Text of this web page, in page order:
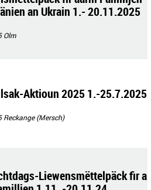
an Ukrain 1.- 20.11.2025
Olm
Aktioun 2025 1.-25.7.2025
Reckange (Mersch)
Liewensmëttelpäck fir a